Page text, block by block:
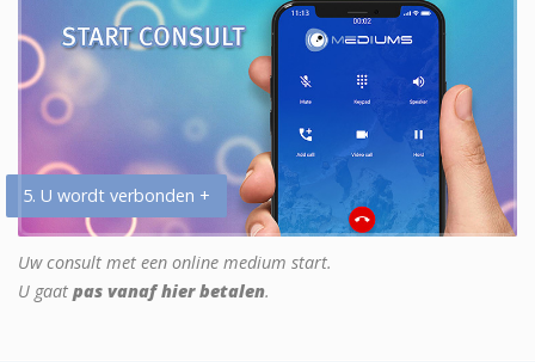
5. U wordt verbonden +
Uw consult met een online medium start.
U gaat pas vanaf hier betalen.